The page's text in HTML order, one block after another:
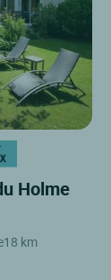
Holme
18 km